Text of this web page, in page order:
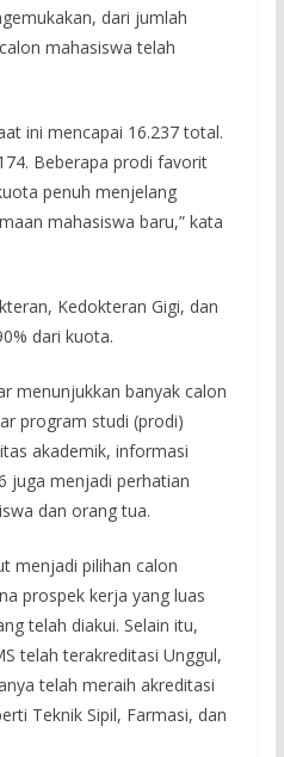
dari jumlah
mahasiswa telah
ini mencapai 16.237 total.
Beberapa prodi favorit
penuh menjelang
mahasiswa baru,” kata
Kedokteran Gigi, dan
dari kuota.
menunjukkan banyak calon
program studi (prodi)
akademik, informasi
juga menjadi perhatian
dan orang tua.
menjadi pilihan calon
prospek kerja yang luas
telah diakui. Selain itu,
telah terakreditasi Unggul,
telah meraih akreditasi
Teknik Sipil, Farmasi, dan